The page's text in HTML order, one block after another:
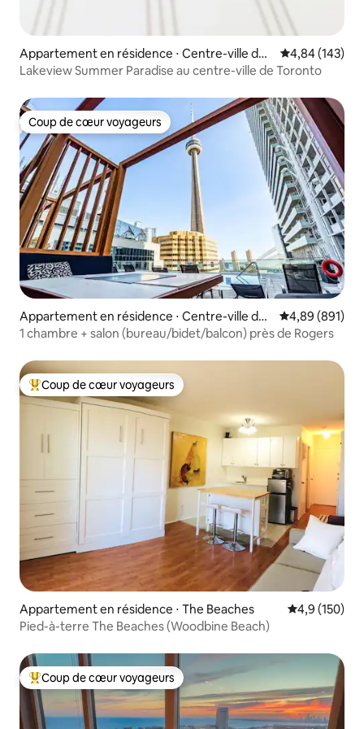
Appartement en résidence ⋅ Centre-ville de
Toronto
Évaluation
4,84 (143)
Lakeview Summer Paradise au centre-ville de Toronto
Coup de cœur voyageurs
Coup de cœur voyageurs
Appartement en résidence ⋅ Centre-ville de
Toronto
Évaluation
4,89 (891)
1 chambre + salon (bureau/bidet/balcon) près de Rogers
Coups de cœur voyageurs les plus appréciés
Coup de cœur voyageurs
Appartement en résidence ⋅ The Beaches Évaluation
4,9 (150)
Pied-à-terre The Beaches (Woodbine Beach)
Coups de cœur voyageurs les plus appréciés
Coup de cœur voyageurs